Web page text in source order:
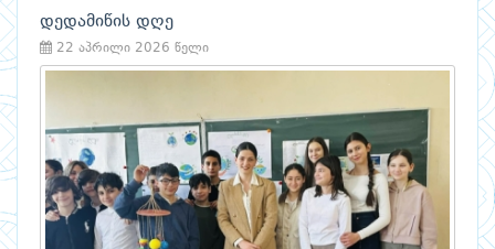
დედამიწის დღე
22 აპრილი 2026 წელი